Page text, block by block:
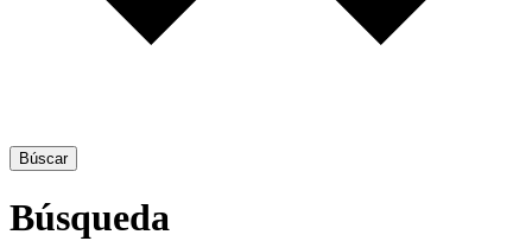
Búscar
Búsqueda